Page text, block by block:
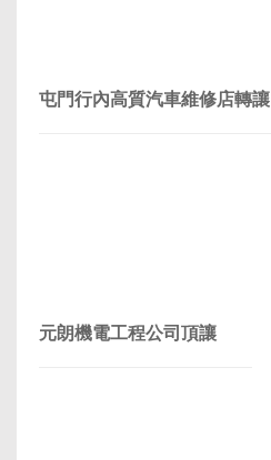
屯門行內高質汽車維修店轉讓
元朗機電工程公司頂讓